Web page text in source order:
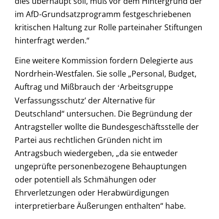
im AfD-Grundsatzprogramm festgeschriebenen
kritischen Haltung zur Rolle parteinaher Stiftungen
hinterfragt werden.“
Eine weitere Kommission fordern Delegierte aus
Nordrhein-Westfalen. Sie solle „Personal, Budget,
Auftrag und Mißbrauch der ‘Arbeitsgruppe
Verfassungsschutz’ der Alternative für
Deutschland“ untersuchen. Die Begründung der
Antragsteller wollte die Bundesgeschäftsstelle der
Partei aus rechtlichen Gründen nicht im
Antragsbuch wiedergeben, „da sie entweder
ungeprüfte personenbezogene Behauptungen
oder potentiell als Schmähungen oder
Ehrverletzungen oder Herabwürdigungen
interpretierbare Äußerungen enthalten“ habe.